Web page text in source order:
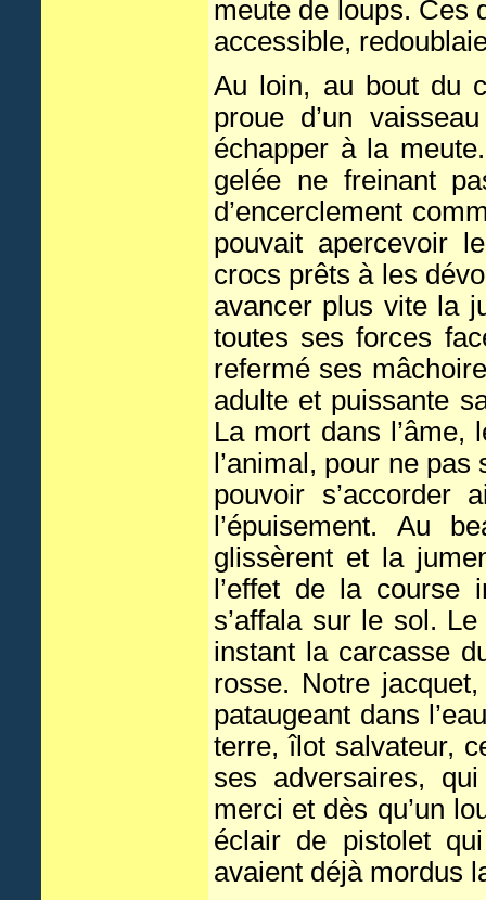
meute de loups. Ces
accessible,
Au loin, au bout du
proue d’un
échapper à la
gelée ne freinant
d’encerclement
pouvait apercevoir
crocs prêts à les
avancer plus vite la
toutes ses forces
refermé ses
adulte et puissante
La mort dans
l’animal, pour ne
pouvoir
l’épuisement. Au
glissèrent et la
l’effet de la course
s’affala sur le sol.
instant la carcasse
rosse. Notre
pataugeant dans
terre, îlot salvateur,
ses adversaires,
merci et dès qu’un
éclair de pistolet
avaient déjà mordus